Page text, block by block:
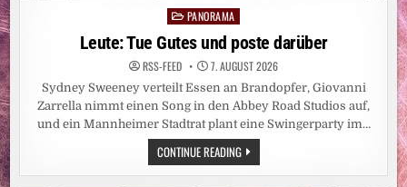
/
„LIU
XIAOBOS
HUMAN
RIGHTS
AWARD“
WIRD
ERSTMALIG
IN
LEIPZIG
VERLIEHEN
PostedPANORAMA
Leute: Tue Gutes und poste darüber
RSS-FEED 7. AUGUST 2026
Sydney Sweeney verteilt Essen an Brandopfer, Giovanni
Zarrella nimmt einen Song in den Abbey Road Studios auf,
und ein Mannheimer Stadtrat plant eine Swingerparty im…
CONTINUE READINGLEUTE:
TUE
GUTES